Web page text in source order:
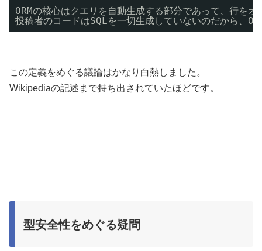
ORMの核心はクエリを自動生成する部分であって、行を
投稿者のコードはSQLを一切生成していないのだから、
この定義をめぐる議論はかなり白熱しました。
Wikipediaの記述まで持ち出されていたほどです。
型安全性をめぐる疑問